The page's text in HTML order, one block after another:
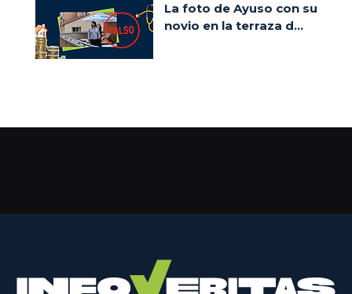
La foto de Ayuso con su
novio en la terraza d...